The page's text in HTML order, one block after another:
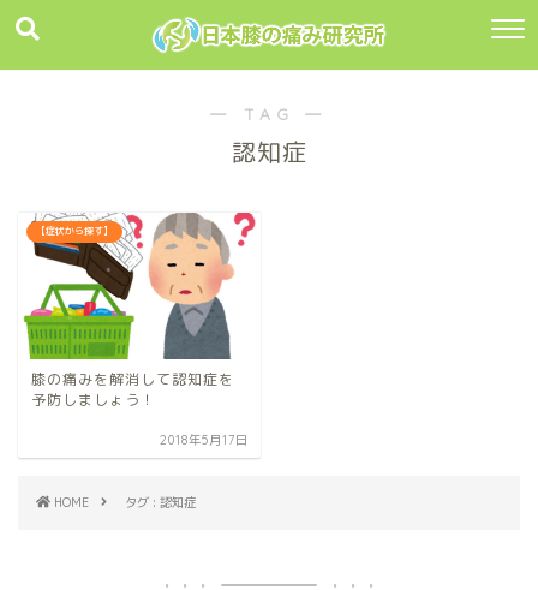
― TAG ―
認知症
【症状から探す】
膝の痛みを解消して認知症を
予防しましょう！
2018年5月17日
HOME タグ : 認知症